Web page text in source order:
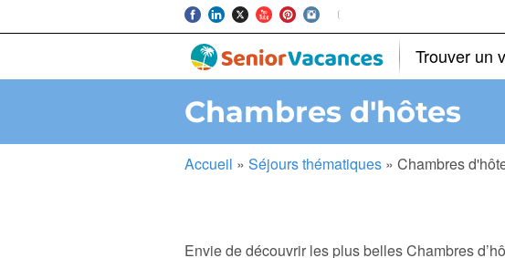
Trouver un
Chambres d'hôtes
Accueil » Séjours thématiques » Chambres
Envie de découvrir les plus belles Chambres